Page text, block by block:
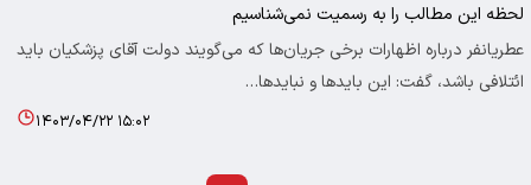
لحظه این مطالب را به رسمیت نمی‌شناسیم
عطریانفر درباره اظهارات برخی جریان‌ها که می‌گویند دولت آقای پزشکیان باید
ائتلافی باشد، گفت: این بایدها و نبایدها…
۱۴۰۳/۰۴/۲۲ ۱۵:۰۲